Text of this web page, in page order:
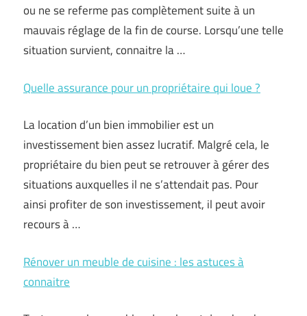
ou ne se referme pas complètement suite à un
mauvais réglage de la fin de course. Lorsqu’une telle
situation survient, connaitre la …
Quelle assurance pour un propriétaire qui loue ?
La location d’un bien immobilier est un
investissement bien assez lucratif. Malgré cela, le
propriétaire du bien peut se retrouver à gérer des
situations auxquelles il ne s’attendait pas. Pour
ainsi profiter de son investissement, il peut avoir
recours à …
Rénover un meuble de cuisine : les astuces à
connaitre